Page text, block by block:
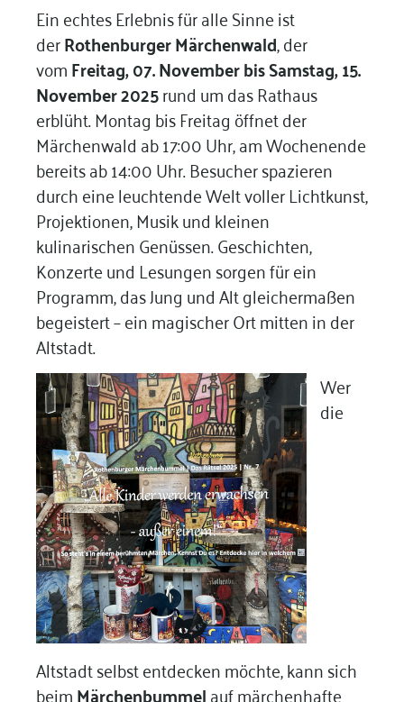
Ein echtes Erlebnis für alle Sinne ist
derRothenburger Märchenwald, der
vomFreitag, 07. November bis Samstag, 15.
November 2025rund um das Rathaus
erblüht. Montag bis Freitag öffnet der
Märchenwald ab 17:00 Uhr, am Wochenende
bereits ab 14:00 Uhr. Besucher spazieren
durch eine leuchtende Welt voller Lichtkunst,
Projektionen, Musik und kleinen
kulinarischen Genüssen. Geschichten,
Konzerte und Lesungen sorgen für ein
Programm, das Jung und Alt gleichermaßen
begeistert – ein magischer Ort mitten in der
Altstadt.
Wer
die
Altstadt selbst entdecken möchte, kann sich
beimMärchenbummelauf märchenhafte